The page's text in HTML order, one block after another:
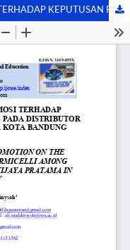
PENGARUH HARGA DAN PROMOSI TERHADAP KEPUTUSAN PEMBELIAN BIHUN 3Q PADA DISTRIBUTOR PT. MAHESA WIJAYA PRATAMA KOTA BANDUNG